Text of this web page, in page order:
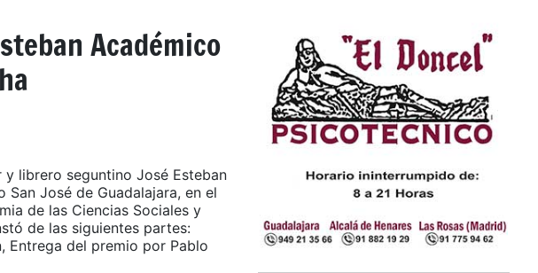
Académico
librero seguntino José Esteban
José de Guadalajara, en el
de las Ciencias Sociales y
de las siguientes partes:
Entrega del premio por Pablo